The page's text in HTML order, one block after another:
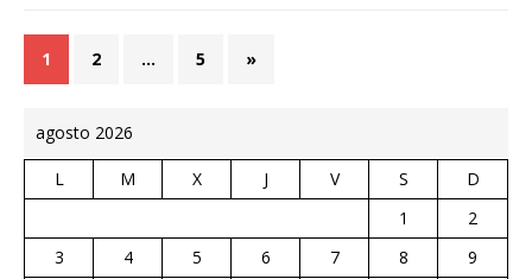
1 2 … 5 »
agosto 2026
L M X J V S
D
1
2
3
4 5 6 7 8
9